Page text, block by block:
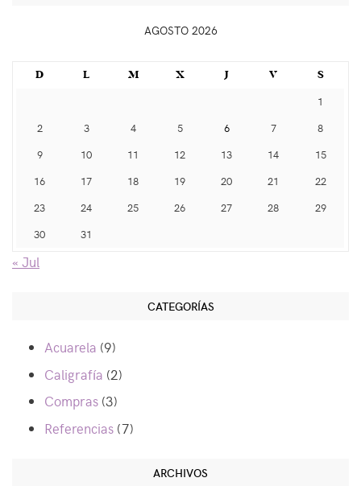
AGOSTO 2026
D L M X J V
S
1
2
3 4 5 6 7
8
9
10 11 12 13 14
15
16
17 18 19 20 21
22
23
24 25 26 27 28
29
30
31
« Jul
CATEGORÍAS
Acuarela (9)
Caligrafía (2)
Compras (3)
Referencias (7)
ARCHIVOS